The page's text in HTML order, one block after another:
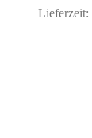
Lieferzeit: